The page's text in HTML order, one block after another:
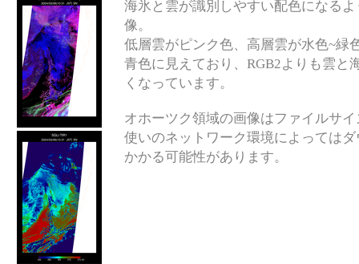
海氷と雲が識別しやすい配色になる
像。
低層雲がピンク色、高層雲が水色~緑
青色に見えており、RGB2よりも雲と
くなっています。
オホーツク領域の画像はファイルサ
使いのネットワーク環境によっては
かかる可能性があります。